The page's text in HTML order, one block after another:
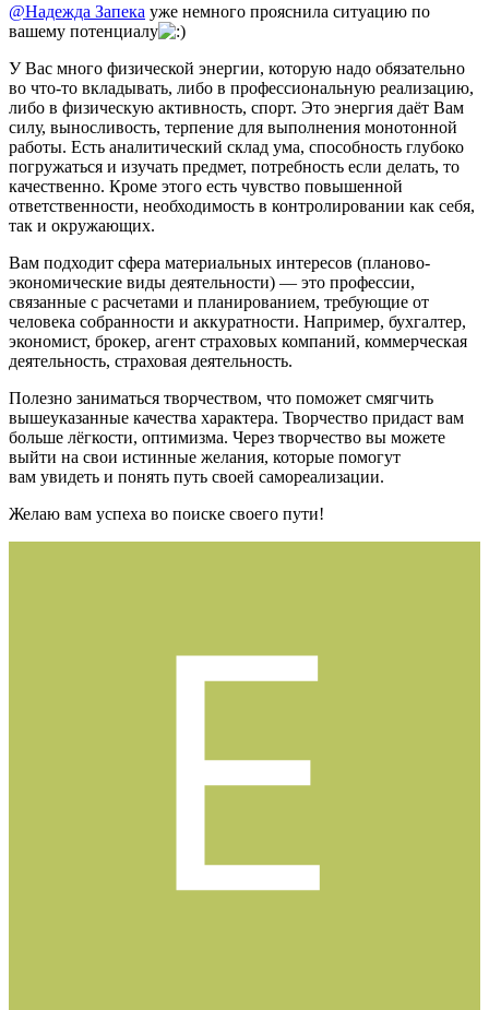
@Надежда Запека уже немного прояснила ситуацию по
вашему потенциалу
У Вас много физической энергии, которую надо обязательно
во что-то вкладывать, либо в профессиональную реализацию,
либо в физическую активность, спорт. Это энергия даёт Вам
силу, выносливость, терпение для выполнения монотонной
работы. Есть аналитический склад ума, способность глубоко
погружаться и изучать предмет, потребность если делать, то
качественно. Кроме этого есть чувство повышенной
ответственности, необходимость в контролировании как себя,
так и окружающих.
Вам подходит сфера материальных интересов (планово-
экономические виды деятельности) — это профессии,
связанные с расчетами и планированием, требующие от
человека собранности и аккуратности. Например, бухгалтер,
экономист, брокер, агент страховых компаний, коммерческая
деятельность, страховая деятельность.
Полезно заниматься творчеством, что поможет смягчить
вышеуказанные качества характера. Творчество придаст вам
больше лёгкости, оптимизма. Через творчество вы можете
выйти на свои истинные желания, которые помогут
вам увидеть и понять путь своей самореализации.
Желаю вам успеха во поиске своего пути!